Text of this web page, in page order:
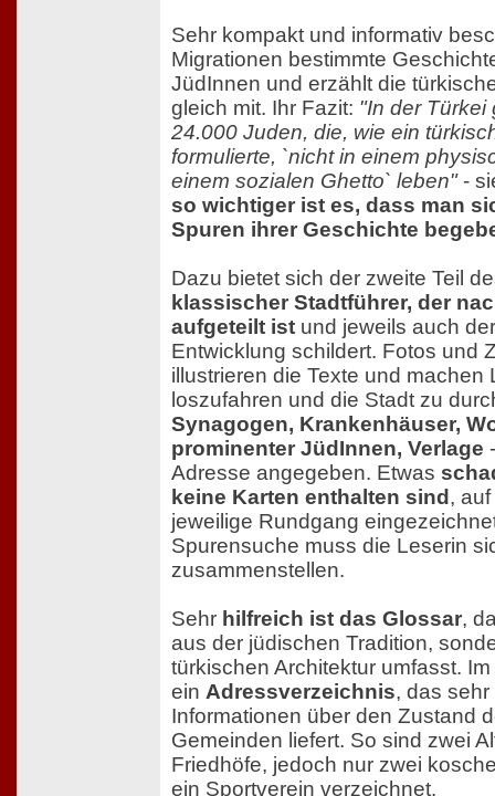
Sehr kompakt und informativ
Migrationen bestimmte
JüdInnen und erzählt die
gleich mit. Ihr Fazit: "In der Türkei
24.000 Juden, die, wie ein
formulierte, `nicht in einem
einem sozialen Ghetto` leben"-
so wichtiger ist es, dass man
Spuren ihrer Geschichte
Dazu bietet sich der zweite Teil
klassischer Stadtführer, der
aufgeteilt ist und jeweils auch
Entwicklung schildert. Fotos und
illustrieren die Texte und machen
loszufahren und die Stadt zu
Synagogen, Krankenhäuser,
prominenter JüdInnen, Verlage
Adresse angegeben. Etwas
keine Karten enthalten sind ,
jeweilige Rundgang
Spurensuche muss die Leserin
zusammenstellen.
Sehr hilfreich ist das Glossar,
aus der jüdischen Tradition,
türkischen Architektur umfasst.
ein Adressverzeichnis, das
Informationen über den Zustand
Gemeinden liefert. So sind zwei
Friedhöfe, jedoch nur zwei
ein Sportverein verzeichnet.